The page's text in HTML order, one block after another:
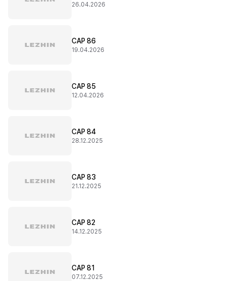
26.04.2026
CAP 86
19.04.2026
CAP 85
12.04.2026
CAP 84
28.12.2025
CAP 83
21.12.2025
CAP 82
14.12.2025
CAP 81
07.12.2025